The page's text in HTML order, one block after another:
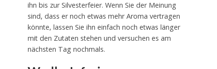
ihn bis zur Silvesterfeier. Wenn Sie der Meinung
sind, dass er noch etwas mehr Aroma vertragen
könnte, lassen Sie ihn einfach noch etwas länger
mit den Zutaten stehen und versuchen es am
nächsten Tag nochmals.